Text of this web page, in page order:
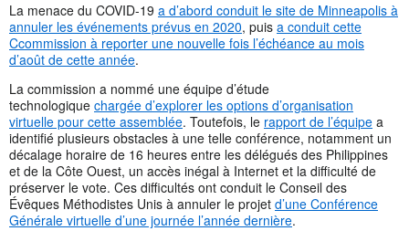
La menace du COVID-19 a d’abord conduit le site de Minneapolis à
annuler les événements prévus en 2020, puis a conduit cette
Ccommission à reporter une nouvelle fois l’échéance au mois
d’août de cette année.
La commission a nommé une équipe d’étude
technologique chargée d’explorer les options d’organisation
virtuelle pour cette assemblée. Toutefois, le rapport de l’équipe a
identifié plusieurs obstacles à une telle conférence, notamment un
décalage horaire de 16 heures entre les délégués des Philippines
et de la Côte Ouest, un accès inégal à Internet et la difficulté de
préserver le vote. Ces difficultés ont conduit le Conseil des
Évêques Méthodistes Unis à annuler le projet d’une Conférence
Générale virtuelle d’une journée l’année dernière.